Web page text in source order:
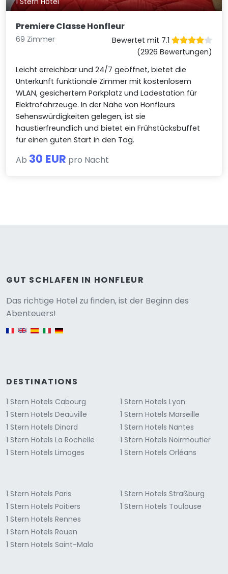
Premiere Classe Honfleur
69 Zimmer
Bewertet mit 7.1
(2926 Bewertungen)
Leicht erreichbar und 24/7 geöffnet, bietet die
Unterkunft funktionale Zimmer mit kostenlosem
WLAN, gesichertem Parkplatz und Ladestation für
Elektrofahrzeuge. In der Nähe von Honfleurs
Sehenswürdigkeiten gelegen, ist sie
haustierfreundlich und bietet ein Frühstücksbuffet
für einen guten Start in den Tag.
Ab 30 EUR pro Nacht
GUT SCHLAFEN IN HONFLEUR
Das richtige Hotel zu finden, ist der Beginn des
Abenteuers!
DESTINATIONS
1 Stern Hotels Cabourg
1 Stern Hotels Deauville
1 Stern Hotels Dinard
1 Stern Hotels La Rochelle
1 Stern Hotels Limoges
1 Stern Hotels Lyon
1 Stern Hotels Marseille
1 Stern Hotels Nantes
1 Stern Hotels Noirmoutier
1 Stern Hotels Orléans
1 Stern Hotels Paris
1 Stern Hotels Poitiers
1 Stern Hotels Rennes
1 Stern Hotels Rouen
1 Stern Hotels Saint-Malo
1 Stern Hotels Straßburg
1 Stern Hotels Toulouse